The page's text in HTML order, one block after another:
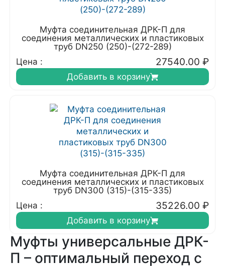
Муфта соединительная ДРК-П для
соединения металлических и пластиковых
труб DN250 (250)-(272-289)
Цена :
27540.00 ₽
Добавить в корзину
Муфта соединительная ДРК-П для
соединения металлических и пластиковых
труб DN300 (315)-(315-335)
Цена :
35226.00 ₽
Добавить в корзину
Муфты универсальные ДРК-
П – оптимальный переход с